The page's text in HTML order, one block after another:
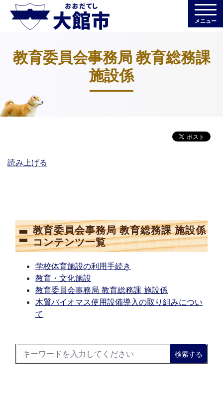
メニュー
教育委員会事務局 教育総務課
施設係
読み上げる
教育委員会事務局 教育総務課 施設係
コンテンツ一覧
学校体育施設の利用手続き
教育・文化施設
教育委員会事務局 教育総務課 施設係
木質バイオマス使用設備導入の取り組みについ
て
検索する